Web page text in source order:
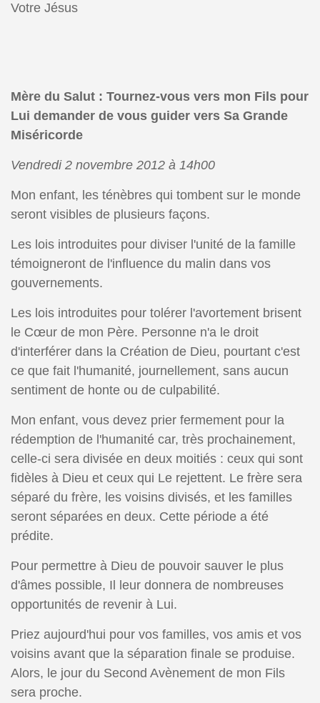
Votre Jésus
Mère du Salut: Tournez-vous vers mon Fils pour
Lui demander de vous guider vers Sa Grande
Miséricorde
Vendredi 2 novembre 2012 à 14h00
Mon enfant, les ténèbres qui tombent sur le monde
seront visibles de plusieurs façons.
Les lois introduites pour diviser l'unité de la famille
témoigneront de l'influence du malin dans vos
gouvernements.
Les lois introduites pour tolérer l'avortement brisent
le Cœur de mon Père. Personne n'a le droit
d'interférer dans la Création de Dieu, pourtant c'est
ce que fait l'humanité, journellement, sans aucun
sentiment de honte ou de culpabilité.
Mon enfant, vous devez prier fermement pour la
rédemption de l'humanité car, très prochainement,
celle-ci sera divisée en deux moitiés : ceux qui sont
fidèles à Dieu et ceux qui Le rejettent. Le frère sera
séparé du frère, les voisins divisés, et les familles
seront séparées en deux. Cette période a été
prédite.
Pour permettre à Dieu de pouvoir sauver le plus
d'âmes possible, Il leur donnera de nombreuses
opportunités de revenir à Lui.
Priez aujourd'hui pour vos familles, vos amis et vos
voisins avant que la séparation finale se produise.
Alors, le jour du Second Avènement de mon Fils
sera proche.